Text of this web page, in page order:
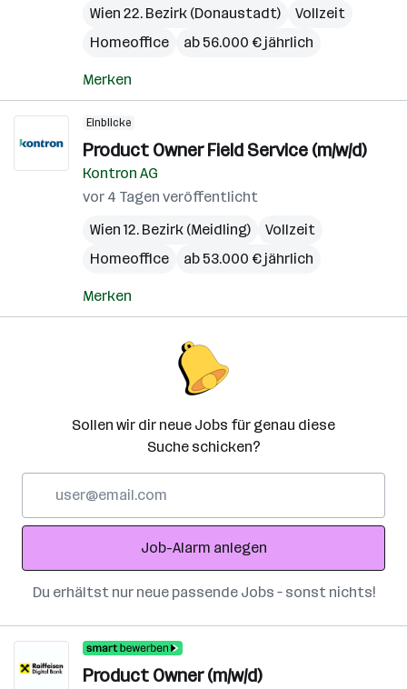
Wien 22. Bezirk (Donaustadt)
Vollzeit
Homeoffice
ab 56.000 € jährlich
Merken
Einblicke
Product Owner Field Service (m/w/d)
Kontron AG
vor 4 Tagen veröffentlicht
Wien 12. Bezirk (Meidling)
Vollzeit
Homeoffice
ab 53.000 € jährlich
Merken
Sollen wir dir neue Jobs für genau diese
Suche schicken?
Adresse
Job-Alarm anlegen
Du erhältst nur neue passende Jobs – sonst nichts!
Product Owner (m/w/d)